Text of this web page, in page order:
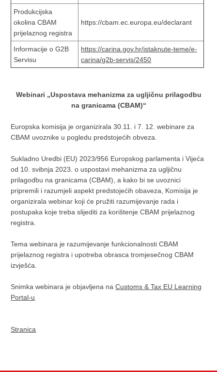
Produkcijska
okolina CBAM
prijelaznog registra
https://cbam.ec.europa.eu/declarant
Informacije o G2B
Servisu
https://carina.gov.hr/istaknute-teme/e-
carina/g2b-servis/2450
Webinari „Uspostava mehanizma za ugljičnu prilagodbu
na granicama (CBAM)“
Europska komisija je organizirala 30.11. i 7. 12. webinare za
CBAM uvoznike u pogledu predstojećih obveza.
Sukladno Uredbi (EU) 2023/956 Europskog parlamenta i Vijeća
od 10. svibnja 2023. o uspostavi mehanizma za ugljičnu
prilagodbu na granicama (CBAM), a kako bi se uvoznici
pripremili i razumjeli aspekt predstojećih obaveza, Komisija je
organizirala webinar koji će pružiti razumijevanje rada i
postupaka koje treba slijediti za korištenje CBAM prijelaznog
registra.
Tema webinara je razumijevanje funkcionalnosti CBAM
prijelaznog registra i upotreba obrasca tromjesečnog CBAM
izvješća.
Snimka webinara je objavljena naCustoms & Tax EU Learning
Portal-u
Stranica